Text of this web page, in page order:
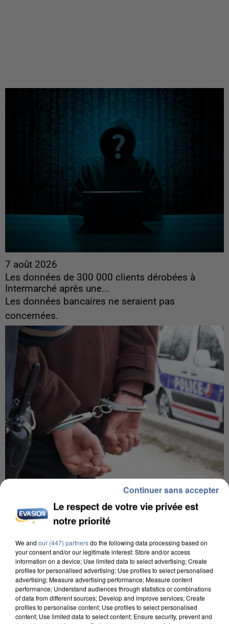
7 août 2026
Les données de 300 000 clients dérobées à
Intermarché après une...
Les données bancaires ne seraient pas
concernées.
7 août 2026
Un second cadre de la DZ Mafia interpellé en
Algérie
Un cofondateur du réseau avait été interpellé
quelques jours plus tôt.
Le respect de votre vie privée est
notre priorité
We and our (447) partnersdo the following data processing based on
your consent and/or our legitimate interest: Store and/or access
information on a device; Use limited data to select advertising; Create
profiles for personalised advertising; Use profiles to select personalised
advertising; Measure advertising performance; Measure content
performance; Understand audiences through statistics or combinations
of data from different sources; Develop and improve services; Create
profiles to personalise content; Use profiles to select personalised
content; Use limited data to select content; Ensure security, prevent and
Continuer sans accepter